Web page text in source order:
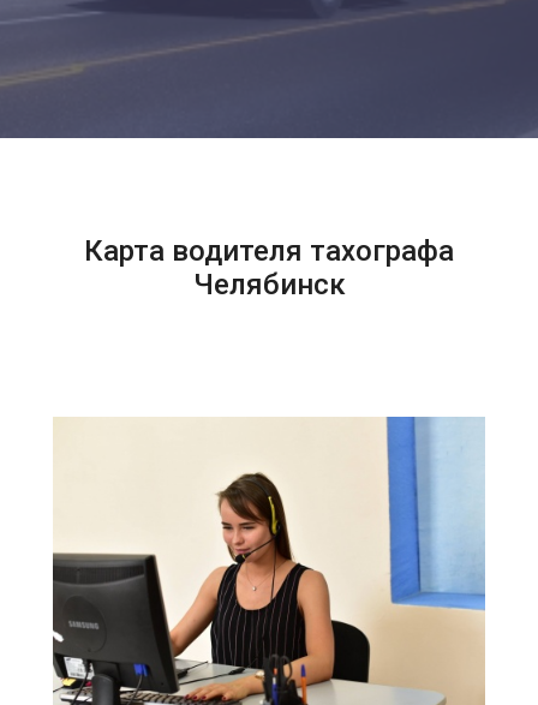
Карта водителя тахографа
Челябинск